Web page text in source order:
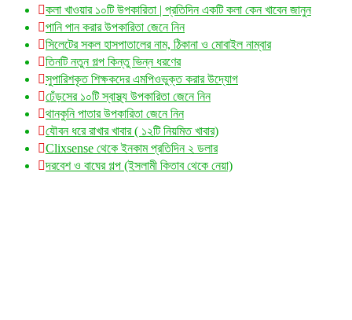
কলা খাওয়ার ১০টি উপকারিতা | প্রতিদিন একটি কলা কেন খাবেন জানুন
পানি পান করার উপকারিতা জেনে নিন
সিলেটের সকল হাসপাতালের নাম, ঠিকানা ও মোবাইল নাম্বার
তিনটি নতুন গল্প কিন্তু ভিন্ন ধরণের
সুপারিশকৃত শিক্ষকদের এমপিওভুক্ত করার উদ্যোগ
ঢেঁড়সের ১০টি স্বাস্থ্য উপকারিতা জেনে নিন
থানকুনি পাতার উপকারিতা জেনে নিন
যৌবন ধরে রাখার খাবার ( ১২টি নিয়মিত খাবার)
Clixsense থেকে ইনকাম প্রতিদিন ২ ডলার
দরবেশ ও বাঘের গল্প (ইসলামী কিতাব থেকে নেয়া)